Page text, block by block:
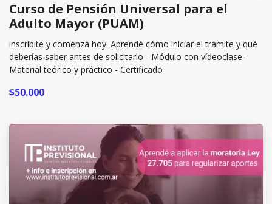
Curso de Pensión Universal para el
Adulto Mayor (PUAM)
inscribite y comenzá hoy. Aprendé cómo iniciar el trámite y qué
deberías saber antes de solicitarlo - Módulo con vídeoclase -
Material teórico y práctico - Certificado
$50.000